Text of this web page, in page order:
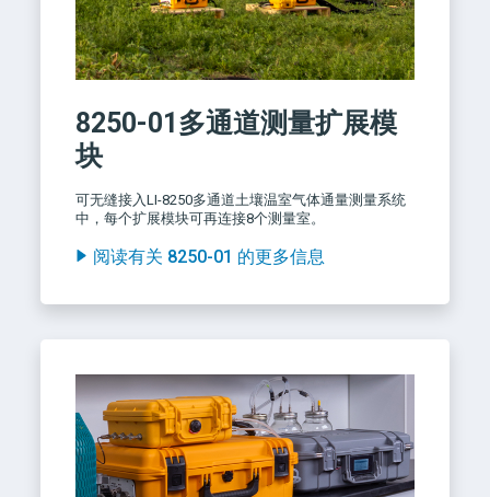
8250-01 多通道测量扩展模
块
可无缝接入LI-8250多通道土壤温室气体通量测量系统
中，每个扩展模块可再连接8个测量室。
阅读有关 8250-01 的更多信息